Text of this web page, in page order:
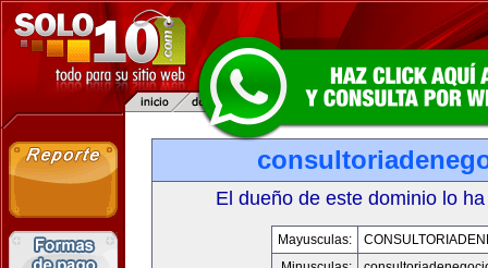
El dueño de este dominio lo
Mayusculas: